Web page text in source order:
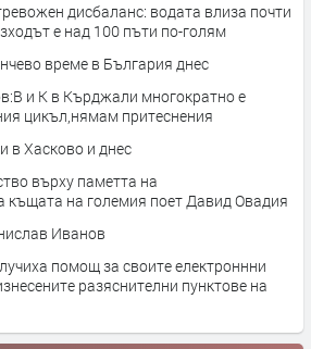
дисбаланс: водата влиза почти
е над 100 пъти по-голям
време в България днес
и К в Кърджали многократно е
цикъл,нямам притеснения
в Хасково и днес
върху паметта на
на големия поет Давид Овадия
Иванов
помощ за своите електроннни
разяснителни пунктове на